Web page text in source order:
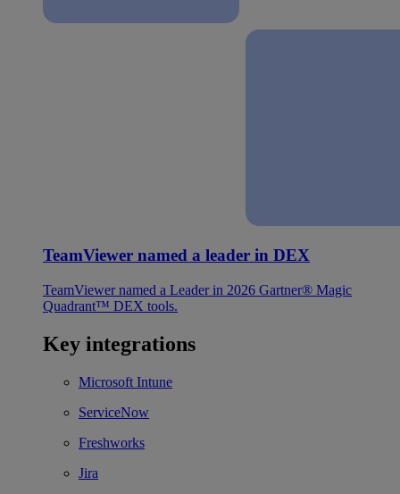
TeamViewer named a leader in DEX
TeamViewer named a Leader in 2026 Gartner® Magic
Quadrant™ DEX tools.
Key integrations
Microsoft Intune
ServiceNow
Freshworks
Jira